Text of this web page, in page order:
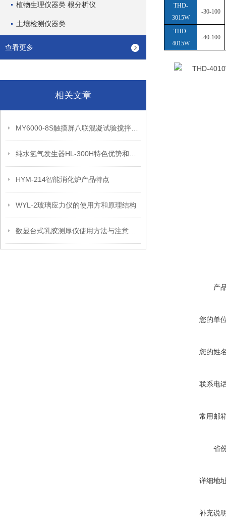
植物生理仪器类 根分析仪
土壤检测仪器类
查看更多
相关文章
HYM-214智能消化炉产品特点
WYL-2玻璃应力仪的使用方和原理结构
THD-
3015W
-30-100
THD-
4015W
-40-100
产
您的单
您的姓
联系电
常用邮
省
详细地
补充说